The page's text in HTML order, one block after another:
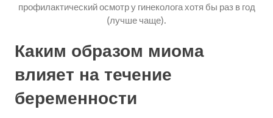
профилактический осмотр у гинеколога хотя бы раз в год
(лучше чаще).
Каким образом миома
влияет на течение
беременности